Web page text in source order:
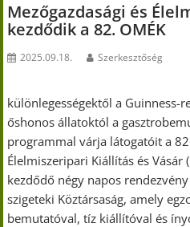
Mezőgazdasági és
kezdődik a 82. OMÉK
2025.09.18. Szerkesztőség
különlegességektől a Guinness-
őshonos állatoktól a
programmal várja látogatóit a
Élelmiszeripari Kiállítás és Vásár
kezdődő négy napos
szigeteki Köztársaság, amely
bemutatóval, tíz kiállítóval és